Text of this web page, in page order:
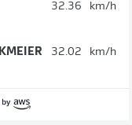
32.36 km/h
32.02 km/h